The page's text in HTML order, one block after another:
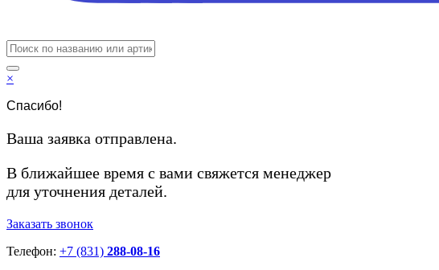
×
Спасибо!
Ваша заявка отправлена.
В ближайшее время с вами свяжется менеджер
для уточнения деталей.
Заказать звонок
Телефон: +7 (831) 288-08-16